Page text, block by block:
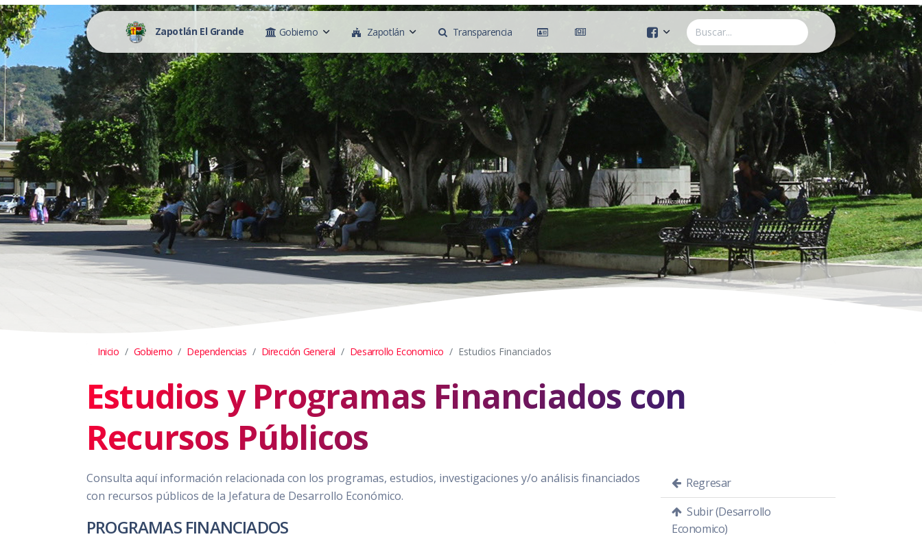
Zapotlán El Grande Gobierno Zapotlán Transparencia
Cuenta Oficial
Construcción de Comunidad
Servicios Públicos
Instituto de la Mujer
Tránsito y Vialidad
Gestión de la Ciudad
Youtube
Inicio Gobierno Dependencias Dirección General Desarrollo Economico Estudios Financiados
Estudios y Programas Financiados con
Recursos Públicos
Consulta aquí información relacionada con los programas, estudios, investigaciones y/o análisis financiados
con recursos públicos de la Jefatura de Desarrollo Económico.
PROGRAMAS FINANCIADOS
Regresar
Subir (Desarrollo
Economico)